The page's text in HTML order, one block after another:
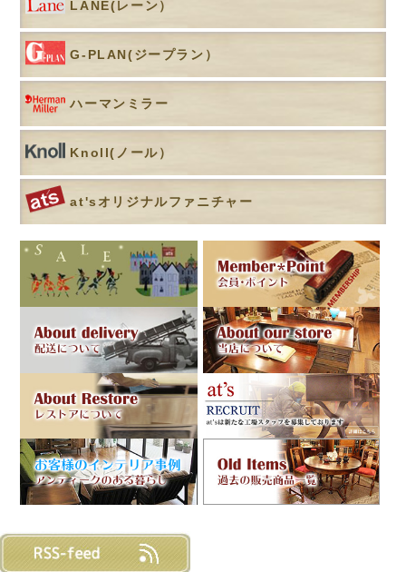
LANE(レーン）
G-PLAN(ジープラン）
ハーマンミラー
Knoll(ノール）
at'sオリジナルファニチャー